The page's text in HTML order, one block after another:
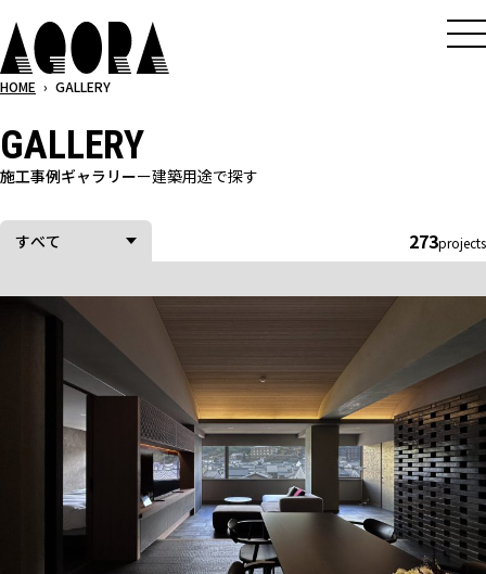
メ
イ
ン
ン
テ
ン
ツ
へ
キ
HOME › GALLERY
GALLERY
施工事例ギャラリーー建築用途で探す
すべて 273projects